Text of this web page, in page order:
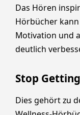
Das Hören
Hörbücher
Motivation und
deutlich
Stop
Dies gehört zu